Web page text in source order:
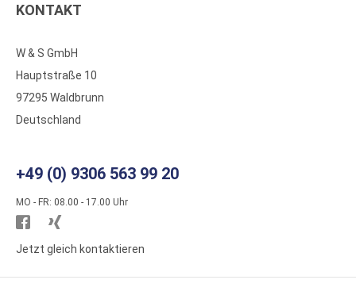
KONTAKT
W & S GmbH
Hauptstraße 10
97295 Waldbrunn
Deutschland
+49 (0) 9306 563 99 20
MO - FR: 08.00 - 17.00 Uhr
Besuchen
Sie
Sie
Jetzt gleich kontaktieren